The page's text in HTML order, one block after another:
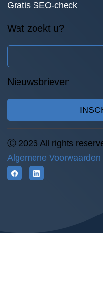
Gratis SEO-check
Wat zoekt u?
Nieuwsbrieven
Ⓒ 2026 All rights
Algemene Voorwaarden